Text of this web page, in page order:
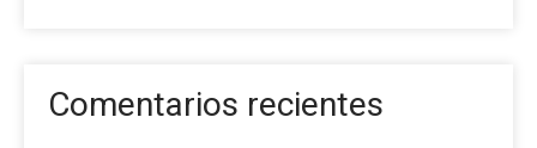
Comentarios recientes